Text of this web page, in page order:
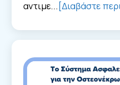
αντιμε... [Διαβάστε